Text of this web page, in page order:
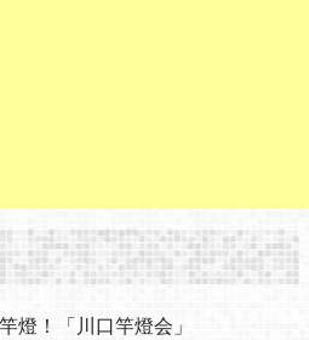
燈！「川口竿燈会」